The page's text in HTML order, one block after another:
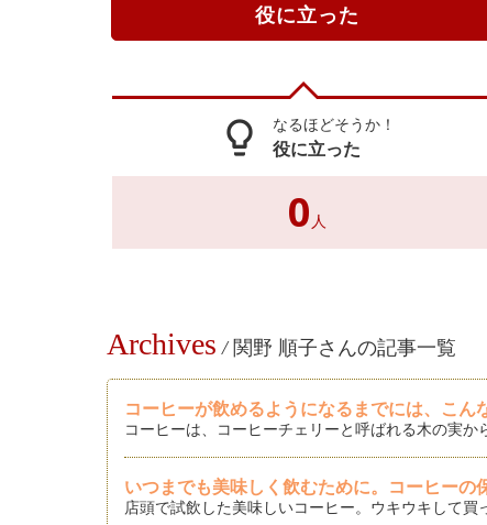
役に立った
lightbulb_outline なるほどそうか！
役に立った
0 人
Archives / 関野 順子さんの記事一覧
コーヒーが飲めるようになるまでには、こん
コーヒーは、コーヒーチェリーと呼ばれる木の実
いつまでも美味しく飲むために。コーヒーの
店頭で試飲した美味しいコーヒー。ウキウキして